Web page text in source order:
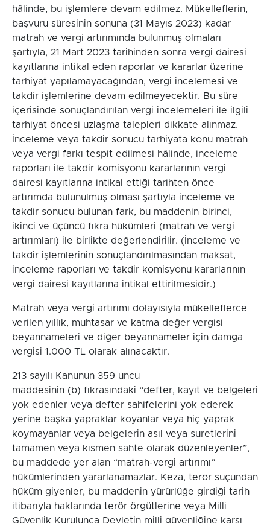
hâlinde, bu işlemlere devam edilmez. Mükelleflerin,
başvuru süresinin sonuna (31 Mayıs 2023) kadar
matrah ve vergi artırımında bulunmuş olmaları
şartıyla, 21 Mart 2023 tarihinden sonra vergi dairesi
kayıtlarına intikal eden raporlar ve kararlar üzerine
tarhiyat yapılamayacağından, vergi incelemesi ve
takdir işlemlerine devam edilmeyecektir. Bu süre
içerisinde sonuçlandırılan vergi incelemeleri ile ilgili
tarhiyat öncesi uzlaşma talepleri dikkate alınmaz.
İnceleme veya takdir sonucu tarhiyata konu matrah
veya vergi farkı tespit edilmesi hâlinde, inceleme
raporları ile takdir komisyonu kararlarının vergi
dairesi kayıtlarına intikal ettiği tarihten önce
artırımda bulunulmuş olması şartıyla inceleme ve
takdir sonucu bulunan fark, bu maddenin birinci,
ikinci ve üçüncü fıkra hükümleri (matrah ve vergi
artırımları) ile birlikte değerlendirilir. (İnceleme ve
takdir işlemlerinin sonuçlandırılmasından maksat,
inceleme raporları ve takdir komisyonu kararlarının
vergi dairesi kayıtlarına intikal ettirilmesidir.)
Matrah veya vergi artırımı dolayısıyla mükelleflerce
verilen yıllık, muhtasar ve katma değer vergisi
beyannameleri ve diğer beyannameler için damga
vergisi 1.000 TL olarak alınacaktır.
213 sayılı Kanunun 359 uncu
maddesinin (b) fıkrasındaki “defter, kayıt ve belgeleri
yok edenler veya defter sahifelerini yok ederek
yerine başka yapraklar koyanlar veya hiç yaprak
koymayanlar veya belgelerin asıl veya suretlerini
tamamen veya kısmen sahte olarak düzenleyenler”,
bu maddede yer alan “matrah-vergi artırımı”
hükümlerinden yararlanamazlar. Keza, terör suçundan
hüküm giyenler, bu maddenin yürürlüğe girdiği tarih
itibarıyla haklarında terör örgütlerine veya Milli
Güvenlik Kurulunca Devletin milli güvenliğine karşı